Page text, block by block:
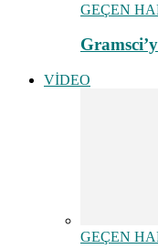
GEÇEN
VİDEO
GEÇEN